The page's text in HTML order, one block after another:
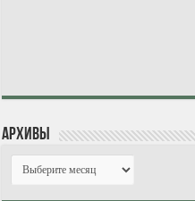
Архивы